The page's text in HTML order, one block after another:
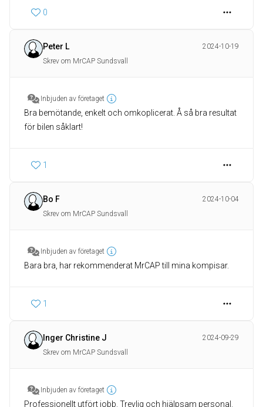
0
Peter L
2024-10-19
Skrev om MrCAP Sundsvall
Inbjuden av företaget
Bra bemötande, enkelt och omkoplicerat. Å så bra resultat
för bilen såklart!
1
Bo F
2024-10-04
Skrev om MrCAP Sundsvall
Inbjuden av företaget
Bara bra, har rekommenderat MrCAP till mina kompisar.
1
Inger Christine J
2024-09-29
Skrev om MrCAP Sundsvall
Inbjuden av företaget
Professionellt utfört jobb. Trevlig och hjälpsam personal.